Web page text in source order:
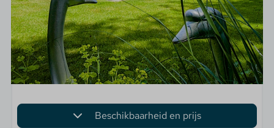
Beschikbaarheid en prijs